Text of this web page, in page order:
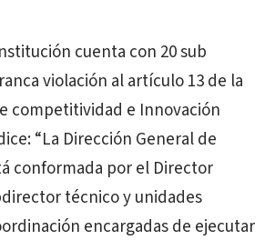
cuenta con 20 sub
violación al artículo 13 de la
competitividad e Innovación
“La Dirección General de
conformada por el Director
técnico y unidades
encargadas de ejecutar